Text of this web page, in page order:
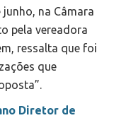
na Câmara
pela vereadora
ressalta que foi
que
Diretor de